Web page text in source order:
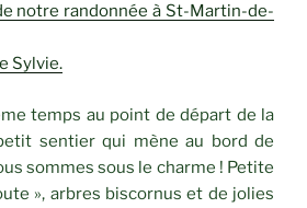
notre randonnée à St-Martin-de-
Sylvie.
temps au point de départ de la
sentier qui mène au bord de
sommes sous le charme ! Petite
», arbres biscornus et de jolies